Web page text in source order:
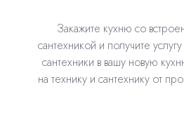
Закажите кухню со
сантехникой и получите
сантехники в вашу новую
на технику и сантехнику от